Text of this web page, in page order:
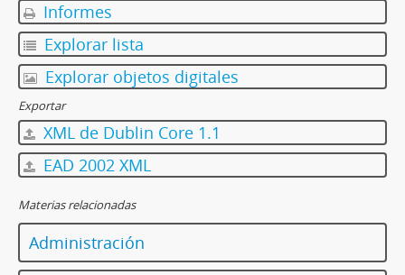
Informes
Explorar lista
Explorar objetos digitales
Exportar
XML de Dublin Core 1.1
EAD 2002 XML
Materias relacionadas
Administración